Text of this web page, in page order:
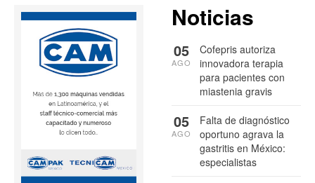
Noticias
Cofepris autoriza
innovadora terapia
para pacientes con
miastenia gravis
05
AGO
Falta de diagnóstico
oportuno agrava la
gastritis en México:
especialistas
05
AGO